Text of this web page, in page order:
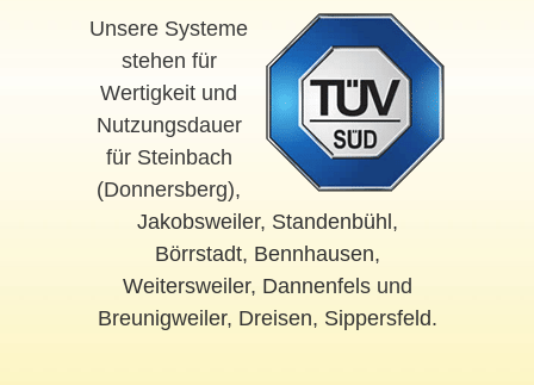
Unsere Systeme
stehen für
Wertigkeit und
Nutzungsdauer
für Steinbach
(Donnersberg),
Jakobsweiler, Standenbühl ,
Börrstadt, Bennhausen,
Weitersweiler, Dannenfelsund
Breunigweiler, Dreisen, Sippersfeld.